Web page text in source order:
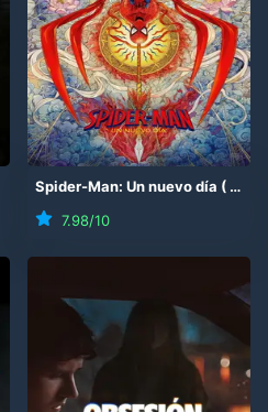
Spider-Man: Un nuevo día ( 2026
7.98/10